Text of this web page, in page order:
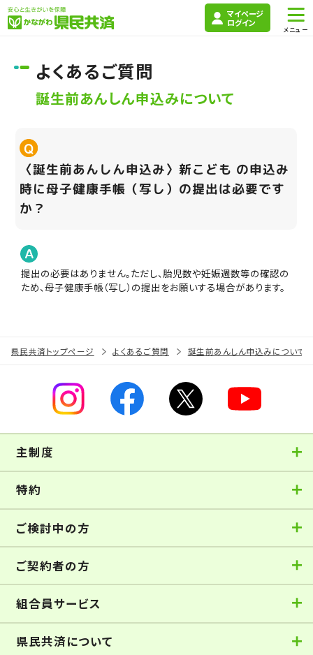
マイページ
ログイン
よくあるご質問
誕生前あんしん申込みについて
〈誕生前あんしん申込み〉新こども の申込み
時に母子健康手帳（写し）の提出は必要です
か？
提出の必要はありません。ただし、胎児数や妊娠週数等の確認の
ため、母子健康手帳（写し）の提出をお願いする場合があります。
県民共済トップページ よくあるご質問 誕生前あんしん申込みについて
主制度
特約
ご検討中の方
ご契約者の方
組合員サービス
県民共済について